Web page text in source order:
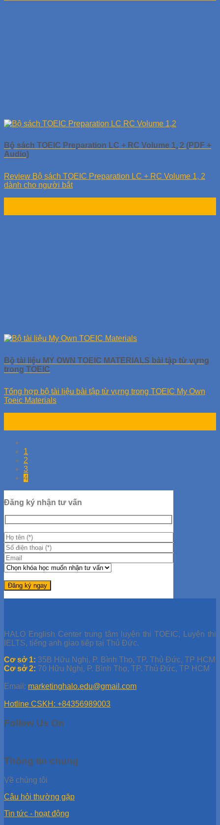
Bộ sách TOEIC Preparation LC + RC Volume 1, 2 (PDF +
Audio)
Review Bộ sách TOEIC Preparation LC + RC Volume 1, 2
dành cho người bắt
Bộ tài liệu MY OWN TOEIC MATERIALS bài tập từ vựng
trong TOEIC
Tổng hợp bộ tài liệu bài tập từ vựng trong TOEIC My Own
Toeic Materials
1
2
3
4
Đăng ký nhận tư vấn
HALO English Center trung tâm luyện thi TOEIC, Luyện thi
IELTS, tiếng anh giao tiếp tại Thủ Đức.
Cơ sở 1: 35B Hữu Nghị, P. Bình Thọ, TP. Thủ Đức, TP HCM
Cơ sở 2: 70 Hữu Nghị, P. Bình Thọ, TP. Thủ Đức, TP HCM
Email: marketinghalo.edu@gmail.com
Hotline CSKH: +84356989003
Follow Us On
Thông tin chung
Về chúng tôi
Câu hỏi thường gặp
Tin tức - hoạt động